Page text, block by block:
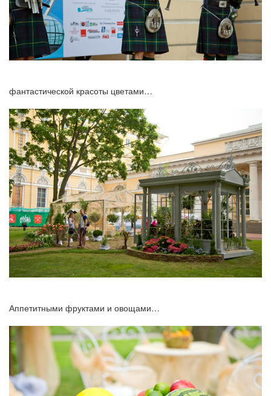
фантастической красоты цветами…
Аппетитными фруктами и овощами…